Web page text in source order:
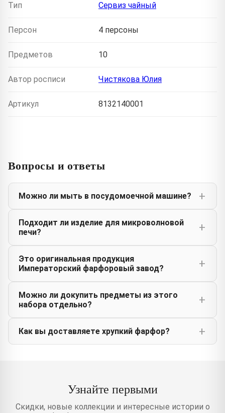
Тип Сервиз чайный
Персон 4 персоны
Предметов 10
Автор росписи Чистякова Юлия
Артикул 8132140001
Вопросы и ответы
Можно ли мыть в посудомоечной машине?
Подходит ли изделие для микроволновой
печи?
Это оригинальная продукция
Императорский фарфоровый завод?
Можно ли докупить предметы из этого
набора отдельно?
Как вы доставляете хрупкий фарфор?
Узнайте первыми
Скидки, новые коллекции и интересные истории о